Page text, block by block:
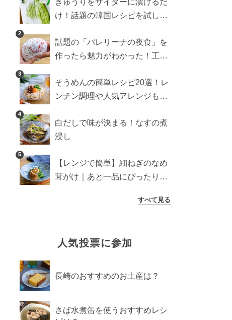
きゅうりをサイダーに漬けるだ
け！話題の韓国レシピを試した
2
話題の「バレリーナの夜食」を
作ったら魅力がわかった！工程
3
そうめんの簡単レシピ20選！レ
ンチン調理や人気アレンジも紹
4
白だしで味が決まる！なすの煮
浸し
5
【レンジで簡単】細ねぎのなめ
茸がけ｜あと一品にぴったり副
すべて見る
人気投票に参加
長崎のおすすめのお土産は？
さば水煮缶を使うおすすめレシ